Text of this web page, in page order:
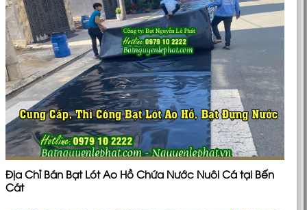
Địa Chỉ Bán Bạt Lót Ao Hồ Chứa Nước Nuôi Cá tại Bến
Cát